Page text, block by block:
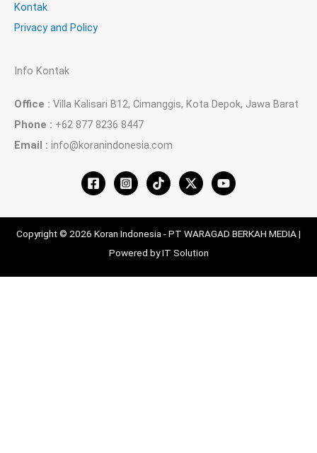
Kontak
Privacy and Policy
Info Kontak
Office : Villa Kalisari B12, Cimanggis, Kota Depok, Jawa Barat
Phone : +62 877 8236 8447
Email : info@koranindonesia.com
Copyright © 2026 Koran Indonesia - PT WARAGAD BERKAH MEDIA |
Powered by IT Solution